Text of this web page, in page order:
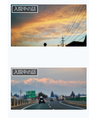
入院中の話
入院中の話